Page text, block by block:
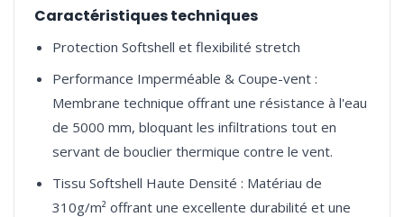
Caractéristiques techniques
Protection Softshell et flexibilité stretch
Performance Imperméable & Coupe-vent :
Membrane technique offrant une résistance à l'eau
de 5000 mm, bloquant les infiltrations tout en
servant de bouclier thermique contre le vent.
Tissu Softshell Haute Densité : Matériau de
310g/m² offrant une excellente durabilité et une